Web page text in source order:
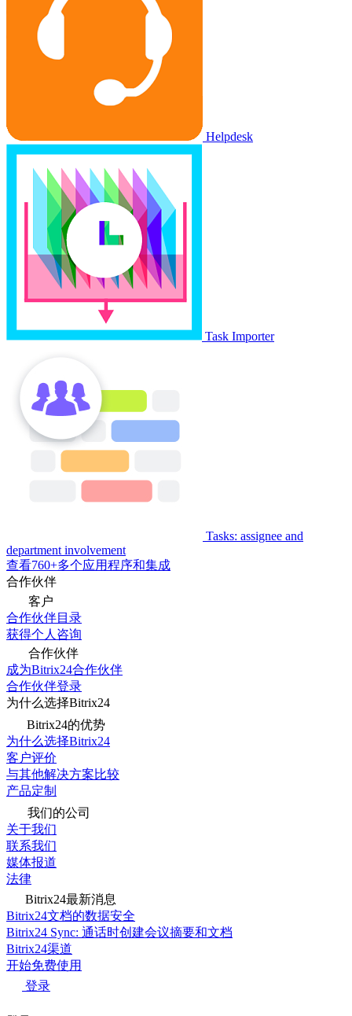
Helpdesk
Task Importer
Tasks: assignee and
department involvement
查看760+多个应用程序和集成
合作伙伴
客户
合作伙伴目录
获得个人咨询
合作伙伴
成为Bitrix24合作伙伴
合作伙伴登录
为什么选择Bitrix24
Bitrix24的优势
为什么选择Bitrix24
客户评价
与其他解决方案比较
产品定制
我们的公司
关于我们
联系我们
媒体报道
法律
Bitrix24最新消息
Bitrix24文档的数据安全
Bitrix24 Sync: 通话时创建会议摘要和文档
Bitrix24渠道
开始免费使用
登录